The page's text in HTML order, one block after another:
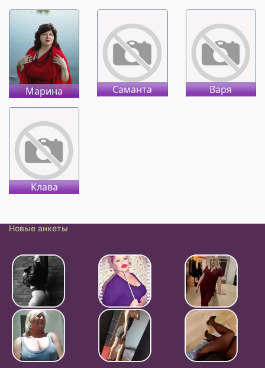
Марина Саманта Варя
Клава
Новые анкеты